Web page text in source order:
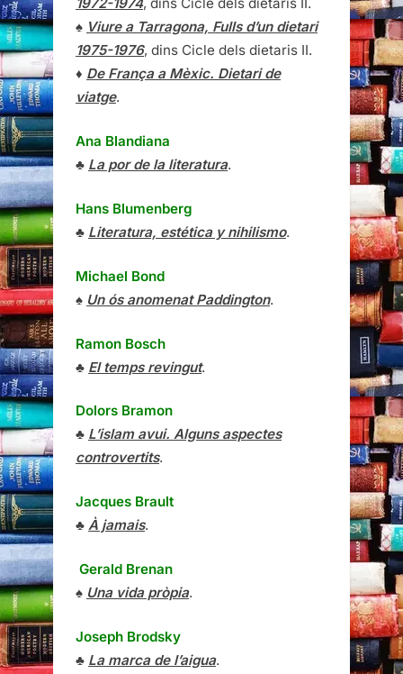
1972-1974, dins Cicle dels dietaris II.
♠ Viure a Tarragona, Fulls d’un dietari
1975-1976, dins Cicle dels dietaris II.
♦ De França a Mèxic. Dietari de
viatge.
Ana Blandiana
♣ La por de la literatura.
Hans Blumenberg
♣ Literatura, estética y nihilismo.
Michael Bond
♠ Un ós anomenat Paddington.
Ramon Bosch
♣ El temps revingut.
Dolors Bramon
♣ L’islam avui. Alguns aspectes
controvertits.
Jacques Brault
♣ À jamais.
Gerald Brenan
♠ Una vida pròpia.
Joseph Brodsky
♣ La marca de l’aigua.